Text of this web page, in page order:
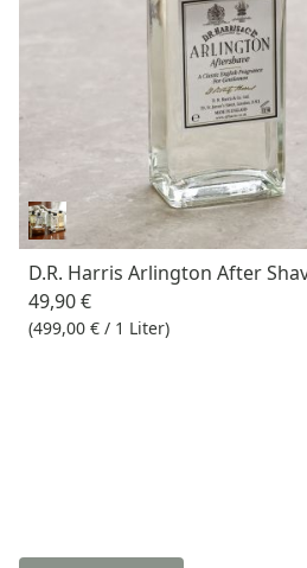
D.R. Harris Arlington After
49,90 €
(499,00 € / 1 Liter)